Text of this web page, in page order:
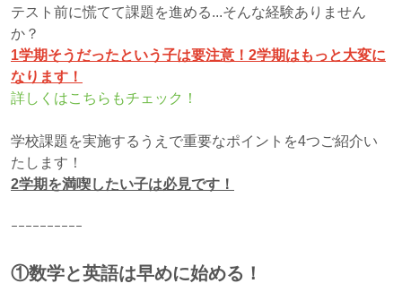
テスト前に慌てて課題を進める...そんな経験ありません
か？
1学期そうだったという子は要注意！2学期はもっと大変に
なります！
詳しくはこちらもチェック！
学校課題を実施するうえで重要なポイントを4つご紹介い
たします！
2学期を満喫したい子は必見です！
ｰｰｰｰｰｰｰｰｰｰ
①数学と英語は早めに始める！